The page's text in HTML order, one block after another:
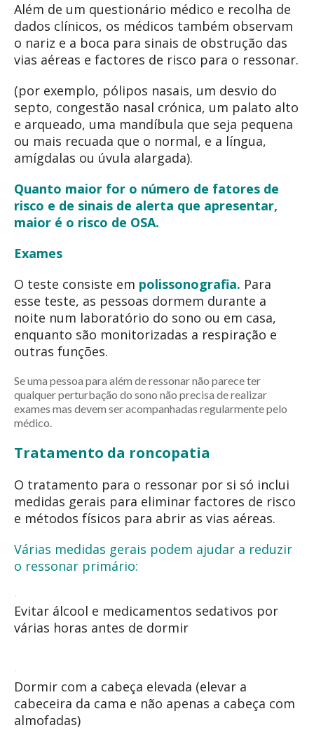
Além de um questionário médico e recolha de
dados clínicos, os médicos também observam
o nariz e a boca para sinais de obstrução das
vias aéreas e factores de risco para o ressonar.
(por exemplo, pólipos nasais, um desvio do
septo, congestão nasal crónica, um palato alto
e arqueado, uma mandíbula que seja pequena
ou mais recuada que o normal, e a língua,
amígdalas ou úvula alargada).
Quanto maior for o número de fatores de
risco e de sinais de alerta que apresentar,
maior é o risco de OSA.
Exames
O teste consiste em polissonografia. Para
esse teste, as pessoas dormem durante a
noite num laboratório do sono ou em casa,
enquanto são monitorizadas a respiração e
outras funções.
Se uma pessoa para além de ressonar não parece ter
qualquer perturbação do sono não precisa de realizar
exames mas devem ser acompanhadas regularmente pelo
médico.
Tratamento da roncopatia
O tratamento para o ressonar por si só inclui
medidas gerais para eliminar factores de risco
e métodos físicos para abrir as vias aéreas.
Várias medidas gerais podem ajudar a reduzir
o ressonar primário:
Evitar álcool e medicamentos sedativos por
várias horas antes de dormir
Dormir com a cabeça elevada (elevar a
cabeceira da cama e não apenas a cabeça com
almofadas)